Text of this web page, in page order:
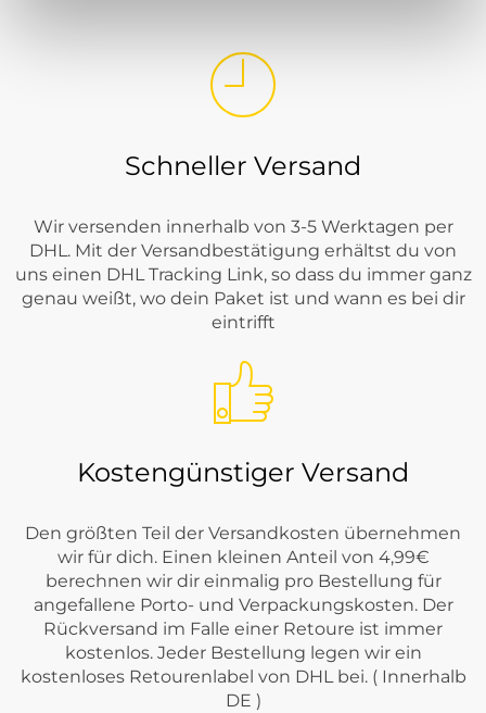
Schneller Versand
Wir versenden innerhalb von 3-5 Werktagen per
DHL. Mit der Versandbestätigung erhältst du von
uns einen DHL Tracking Link, so dass du immer ganz
genau weißt, wo dein Paket ist und wann es bei dir
eintrifft
Kostengünstiger Versand
Den größten Teil der Versandkosten übernehmen
wir für dich. Einen kleinen Anteil von 4,99€
berechnen wir dir einmalig pro Bestellung für
angefallene Porto- und Verpackungskosten. Der
Rückversand im Falle einer Retoure ist immer
kostenlos. Jeder Bestellung legen wir ein
kostenloses Retourenlabel von DHL bei. ( Innerhalb
DE )